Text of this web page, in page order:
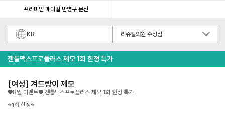
프리미엄 메디컬 반영구 문신
KR 리쥬엘의원 수성점
젠틀맥스프로플러스 제모 1회 한정 특가
[여성] 겨드랑이 제모
♥️8월 이벤트♥️,젠틀맥스프로플러스 제모 1회 한정 특가
⭐1회 한정⭐